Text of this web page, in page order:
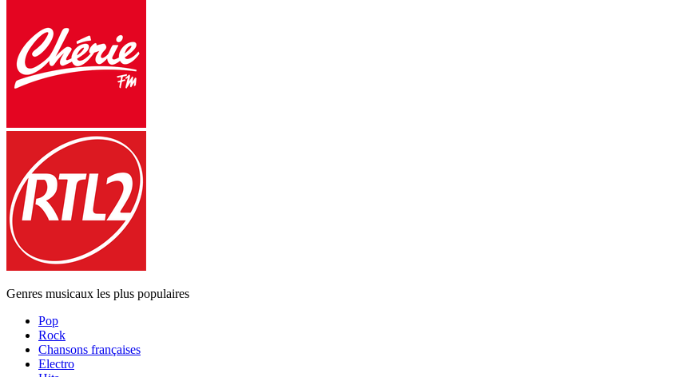
Genres musicaux les plus populaires
Pop
Rock
Chansons françaises
Electro